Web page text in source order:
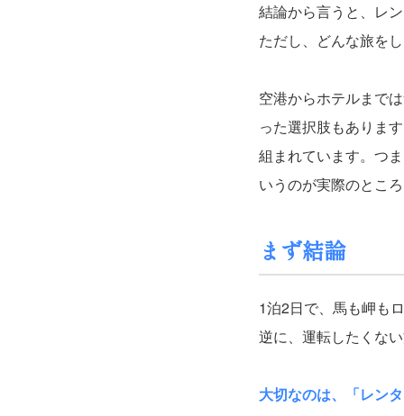
結論から言うと、レ
ただし、どんな旅を
空港からホテルまで
った選択肢もありま
組まれています。つ
いうのが実際のとこ
まず結論
1泊2日で、馬も岬も
逆に、運転したくな
大切なのは、「レン